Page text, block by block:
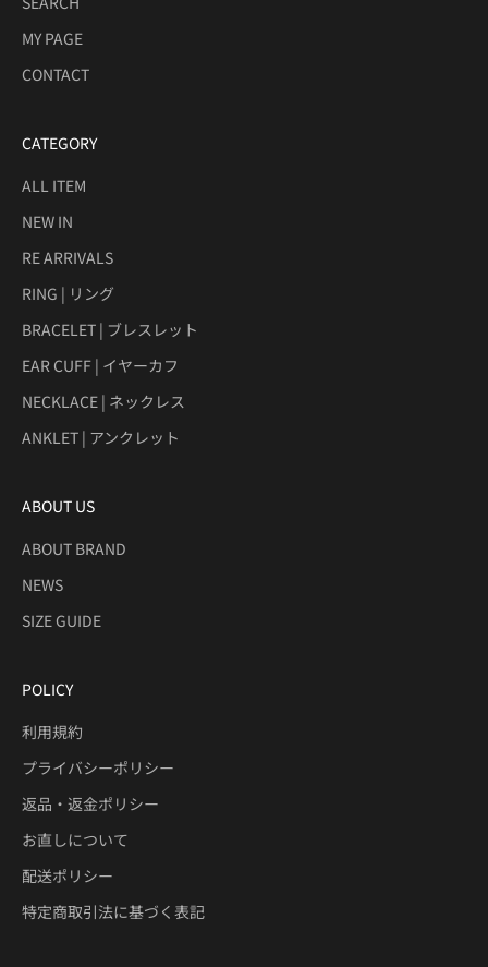
MY PAGE
CONTACT
CATEGORY
ALL ITEM
NEW IN
RE ARRIVALS
RING | リング
BRACELET | ブレスレット
EAR CUFF | イヤーカフ
NECKLACE | ネックレス
ANKLET | アンクレット
ABOUT US
ABOUT BRAND
NEWS
SIZE GUIDE
POLICY
利用規約
プライバシーポリシー
返品・返金ポリシー
お直しについて
配送ポリシー
特定商取引法に基づく表記